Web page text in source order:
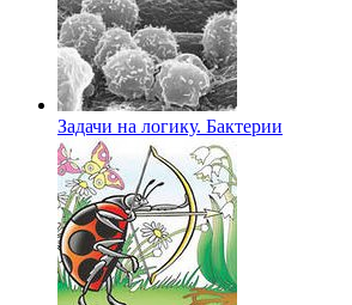
Задачи на логику. Бактерии